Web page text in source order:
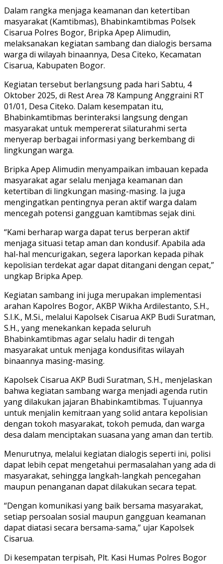
Dalam rangka menjaga keamanan dan ketertiban
masyarakat (Kamtibmas), Bhabinkamtibmas Polsek
Cisarua Polres Bogor, Bripka Apep Alimudin,
melaksanakan kegiatan sambang dan dialogis bersama
warga di wilayah binaannya, Desa Citeko, Kecamatan
Cisarua, Kabupaten Bogor.
Kegiatan tersebut berlangsung pada hari Sabtu, 4
Oktober 2025, di Rest Area 78 Kampung Anggraini RT
01/01, Desa Citeko. Dalam kesempatan itu,
Bhabinkamtibmas berinteraksi langsung dengan
masyarakat untuk mempererat silaturahmi serta
menyerap berbagai informasi yang berkembang di
lingkungan warga.
Bripka Apep Alimudin menyampaikan imbauan kepada
masyarakat agar selalu menjaga keamanan dan
ketertiban di lingkungan masing-masing. Ia juga
mengingatkan pentingnya peran aktif warga dalam
mencegah potensi gangguan kamtibmas sejak dini.
“Kami berharap warga dapat terus berperan aktif
menjaga situasi tetap aman dan kondusif. Apabila ada
hal-hal mencurigakan, segera laporkan kepada pihak
kepolisian terdekat agar dapat ditangani dengan cepat,”
ungkap Bripka Apep.
Kegiatan sambang ini juga merupakan implementasi
arahan Kapolres Bogor, AKBP Wikha Ardilestanto, S.H.,
S.I.K., M.Si., melalui Kapolsek Cisarua AKP Budi Suratman,
S.H., yang menekankan kepada seluruh
Bhabinkamtibmas agar selalu hadir di tengah
masyarakat untuk menjaga kondusifitas wilayah
binaannya masing-masing.
Kapolsek Cisarua AKP Budi Suratman, S.H., menjelaskan
bahwa kegiatan sambang warga menjadi agenda rutin
yang dilakukan jajaran Bhabinkamtibmas. Tujuannya
untuk menjalin kemitraan yang solid antara kepolisian
dengan tokoh masyarakat, tokoh pemuda, dan warga
desa dalam menciptakan suasana yang aman dan tertib.
Menurutnya, melalui kegiatan dialogis seperti ini, polisi
dapat lebih cepat mengetahui permasalahan yang ada di
masyarakat, sehingga langkah-langkah pencegahan
maupun penanganan dapat dilakukan secara tepat.
“Dengan komunikasi yang baik bersama masyarakat,
setiap persoalan sosial maupun gangguan keamanan
dapat diatasi secara bersama-sama,” ujar Kapolsek
Cisarua.
Di kesempatan terpisah, Plt. Kasi Humas Polres Bogor